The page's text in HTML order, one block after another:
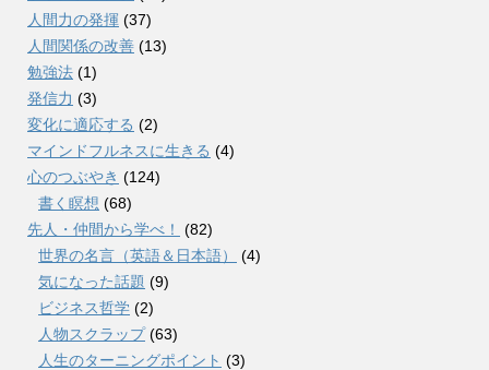
人間力の発揮 (37)
人間関係の改善 (13)
勉強法 (1)
発信力 (3)
変化に適応する (2)
マインドフルネスに生きる (4)
心のつぶやき (124)
書く瞑想 (68)
先人・仲間から学べ！
(82)
世界の名言（英語＆日本語）
(4)
気になった話題 (9)
ビジネス哲学 (2)
人物スクラップ(63)
人生のターニングポイント (3)